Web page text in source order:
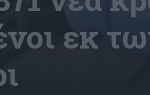
εκ